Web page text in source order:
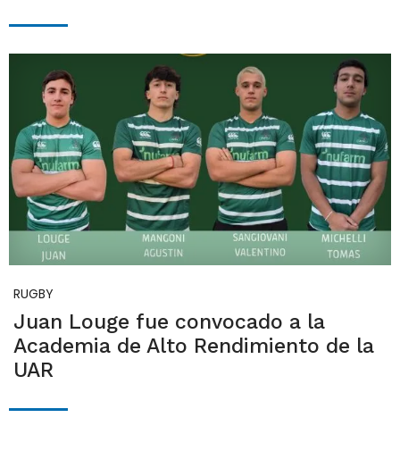
RUGBY
Juan Louge fue convocado a la
Academia de Alto Rendimiento de la
UAR